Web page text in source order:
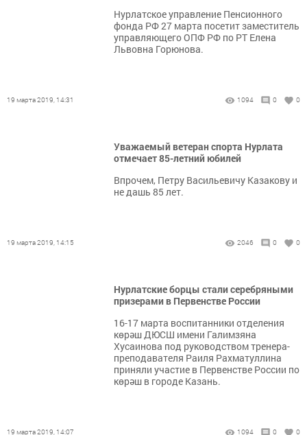
Нурлатское управление Пенсионного
фонда РФ 27 марта посетит заместитель
управляющего ОПФ РФ по РТ Елена
Львовна Горюнова.
19 марта 2019, 14:31 1094 0 0
Уважаемый ветеран спорта Нурлата
отмечает 85-летний юбилей
Впрочем, Петру Васильевичу Казакову и
не дашь 85 лет.
19 марта 2019, 14:15 2046 0 0
Нурлатские борцы стали серебряными
призерами в Первенстве России
16-17 марта воспитанники отделения
көрәш ДЮСШ имени Галимзяна
Хусаинова под руководством тренера-
преподавателя Раиля Рахматуллина
приняли участие в Первенстве России по
көрәш в городе Казань.
19 марта 2019, 14:07 1094 0 0